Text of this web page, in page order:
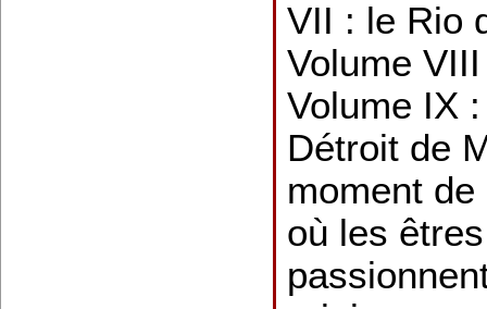
VII : le Rio
Volume
Volume IX
Détroit de
moment
où les